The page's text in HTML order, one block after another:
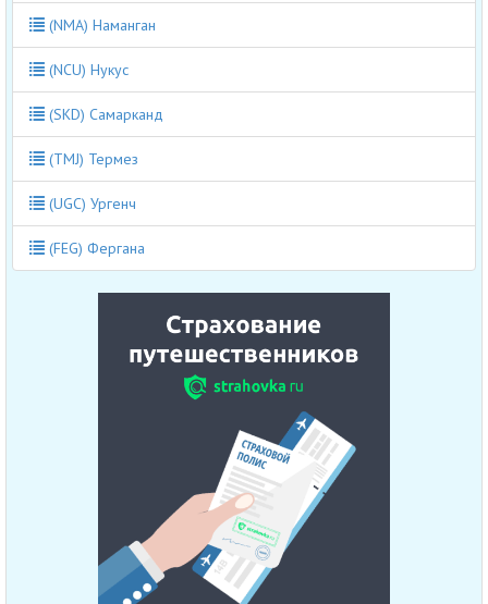
(NMA) Наманган
(NCU) Нукус
(SKD) Самарканд
(TMJ) Термез
(UGC) Ургенч
(FEG) Фергана